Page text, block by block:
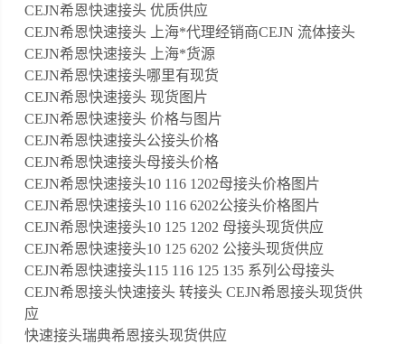
CEJN希恩快速接头 优质供应
CEJN希恩快速接头 上海*代理经销商CEJN 流体接头
CEJN希恩快速接头 上海*货源
CEJN希恩快速接头哪里有现货
CEJN希恩快速接头 现货图片
CEJN希恩快速接头 价格与图片
CEJN希恩快速接头公接头价格
CEJN希恩快速接头母接头价格
CEJN希恩快速接头10 116 1202母接头价格图片
CEJN希恩快速接头10 116 6202公接头价格图片
CEJN希恩快速接头10 125 1202 母接头现货供应
CEJN希恩快速接头10 125 6202 公接头现货供应
CEJN希恩快速接头115 116 125 135 系列公母接头
CEJN希恩接头快速接头 转接头 CEJN希恩接头现货供
应
快速接头瑞典希恩接头现货供应